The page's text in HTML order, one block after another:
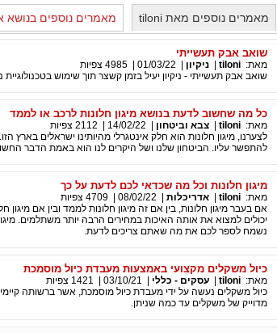
מאמרים נוספים מאת tiloni מאמרים נוספים בנושא
שואב אבק תעשייתי
מאת: tiloni ניקיון 01/03/22
4985 צפיות
שואב אבק תעשייתי - ניקיון יעיל בזמן קשצר תוך שימוש בטכנולוגיית
כל מה שחשוב לדעת בנושא מיגון חלונות לרכב או לממד
מאת: tiloni צבא וביטחון 14/02/22
2112 צפיות
לצערנו, מיגון חלונות הוא חלק אינטגרלי מהיותינו ישראלים בארץ
להתפשר עליו. הביטחון שלנו ושל היקרים לנו הוא באמת הדבר
מיגון חלונות וכל מה שכדאי לכם לדעת על כך
מאת: tiloni אדריכלות 08/02/22
4709 צפיות
אם בעבר מיגון חלונות, בין אם זה מיגון חלונות לממד ובין אם
יכולים למצוא את אותה האיכות במחירים הרבה יותר משתלמים.
נשמח לספר לכם את מה שאתם צריכים לדעת.
כיול משקלים מקצועי באמצעות מעבדת כיול מוסמכת
מאת: tiloni עסקים - כללי 03/10/21
1421 צפיות
כיול משקלים נעשה על ידי מעבדת כיול מוסמכת, אשר ברשותה
מדוייק של משקלים עד כמה שניתן.